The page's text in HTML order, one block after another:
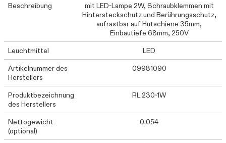
Beschreibung
mit LED-Lampe 2W, Schraubklemmen mit
Hintersteckschutz und Berührungsschutz,
aufrastbar auf Hutschiene 35mm,
Einbautiefe 68mm, 250V
Leuchtmittel
LED
Artikelnummer des
Herstellers
09981090
Produktbezeichnung
des Herstellers
RL 230-1W
Nettogewicht
(optional)
0.054